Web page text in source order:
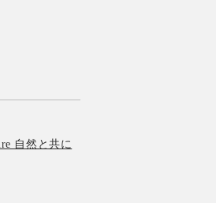
自然と共に